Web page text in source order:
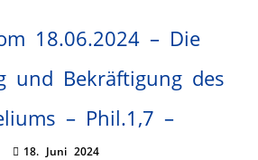
18.06.2024 – Die
und Bekräftigung des
– Phil.1,7 –
18. Juni 2024